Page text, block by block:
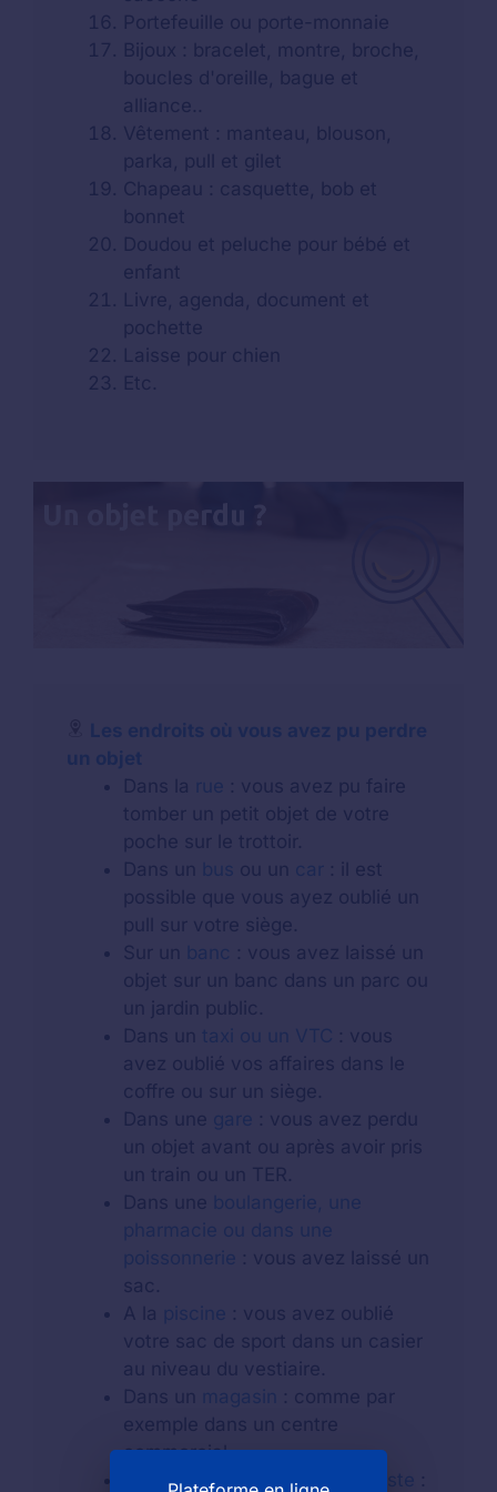
Portefeuille ou porte-monnaie
Bijoux : bracelet, montre, broche,
boucles d'oreille, bague et
alliance..
Vêtement : manteau, blouson,
parka, pull et gilet
Chapeau : casquette, bob et
bonnet
Doudou et peluche pour bébé et
enfant
Livre, agenda, document et
pochette
Laisse pour chien
Etc.
Les endroits où vous avez pu perdre
un objet
Dans la rue : vous avez pu faire
tomber un petit objet de votre
poche sur le trottoir.
Dans un bus ou un car : il est
possible que vous ayez oublié un
pull sur votre siège.
Sur un banc : vous avez laissé un
objet sur un banc dans un parc ou
un jardin public.
Dans un taxi ou un VTC : vous
avez oublié vos affaires dans le
coffre ou sur un siège.
Dans une gare : vous avez perdu
un objet avant ou après avoir pris
un train ou un TER.
Dans une boulangerie, une
pharmacie ou dans une
poissonnerie : vous avez laissé un
sac.
A la piscine : vous avez oublié
votre sac de sport dans un casier
au niveau du vestiaire.
Dans un magasin : comme par
exemple dans un centre
commercial.
Au guichet d'un
bureau de poste :